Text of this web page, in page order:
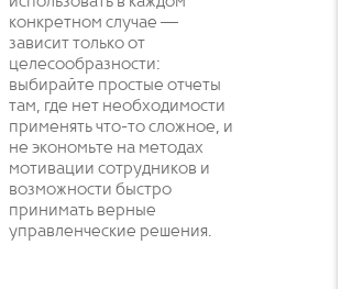
конкретном случае —
зависит только от
целесообразности:
выбирайте простые отчеты
там, где нет необходимости
применять что-то сложное, и
не экономьте на методах
мотивации сотрудников и
возможности быстро
принимать верные
управленческие решения.